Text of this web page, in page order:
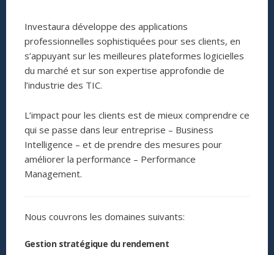
Investaura développe des applications
professionnelles sophistiquées pour ses clients, en
s’appuyant sur les meilleures plateformes logicielles
du marché et sur son expertise approfondie de
l’industrie des TIC.
L’impact pour les clients est de mieux comprendre ce
qui se passe dans leur entreprise – Business
Intelligence – et de prendre des mesures pour
améliorer la performance – Performance
Management.
Nous couvrons les domaines suivants:
Gestion stratégique du rendement